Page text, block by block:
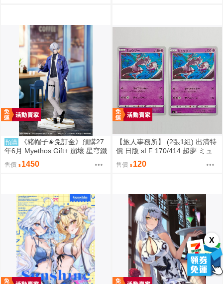
X
預購
《豬帽子✬免訂金》預購27
年6月 Myethos Gift+ 崩壞 星穹鐵
道 白厄 列車環遊記Ver 1/8 1011
售價 1450
【旅人事務所】 (2張1組) 出清特
價 日版 sI F 170/414 超夢 ミュ
ウツー PTCG 寶可夢 卡牌【原售
價480元 特價120元】
售價 120